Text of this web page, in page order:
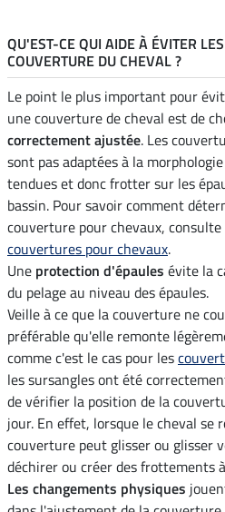
QU'EST-CE QUI AIDE À ÉVITER
COUVERTURE DU CHEVAL ?
Le point le plus important pour
une couverture de cheval est de
correctement ajustée. Les
sont pas adaptées à la
tendues et donc frotter sur les
bassin. Pour savoir comment
couverture pour chevaux,
couvertures pour chevaux.
Une protection d'épaules évite la
du pelage au niveau des épaules.
Veille à ce que la couverture ne
préférable qu'elle remonte
comme c'est le cas pour les
les sursangles ont été
de vérifier la position de la
jour. En effet, lorsque le cheval se
couverture peut glisser ou glisser
déchirer ou créer des frottements
Les changements physiques